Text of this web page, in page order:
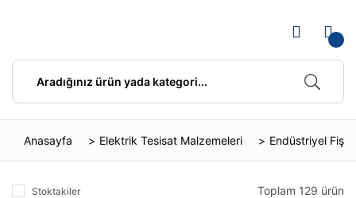
Anasayfa Elektrik Tesisat Malzemeleri Endüstriyel Fiş
Stoktakiler Toplam 129 ürün